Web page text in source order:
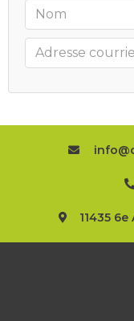
11435 6e